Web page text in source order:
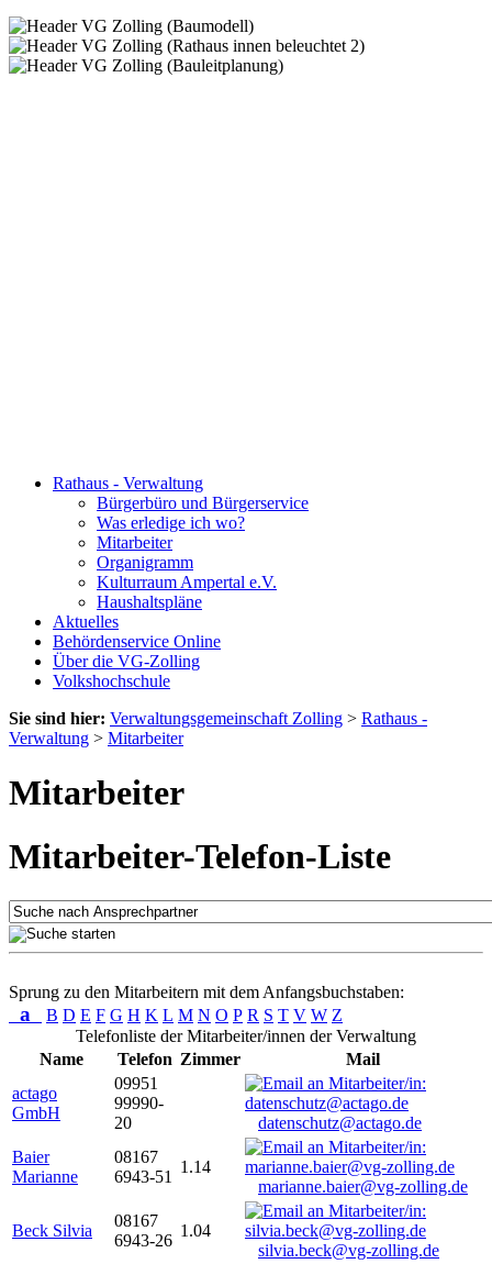
Rathaus - Verwaltung
Bürgerbüro und Bürgerservice
Was erledige ich wo?
Mitarbeiter
Organigramm
Kulturraum Ampertal e.V.
Haushaltspläne
Aktuelles
Behördenservice Online
Über die VG-Zolling
Volkshochschule
Sie sind hier: Verwaltungsgemeinschaft Zolling > Rathaus -
Verwaltung > Mitarbeiter
Mitarbeiter
Mitarbeiter-Telefon-Liste
Sprung zu den Mitarbeitern mit dem Anfangsbuchstaben:
a B D E F G H K L M N O P R S T V W Z
Telefonliste der Mitarbeiter/innen der Verwaltung
Name
Telefon Zimmer
Mail
actago
GmbH
09951
99990-
20
datenschutz@actago.de
Baier
Marianne
08167
6943-51
1.14
marianne.baier@vg-zolling.de
Beck Silvia
08167
6943-26
1.04
silvia.beck@vg-zolling.de